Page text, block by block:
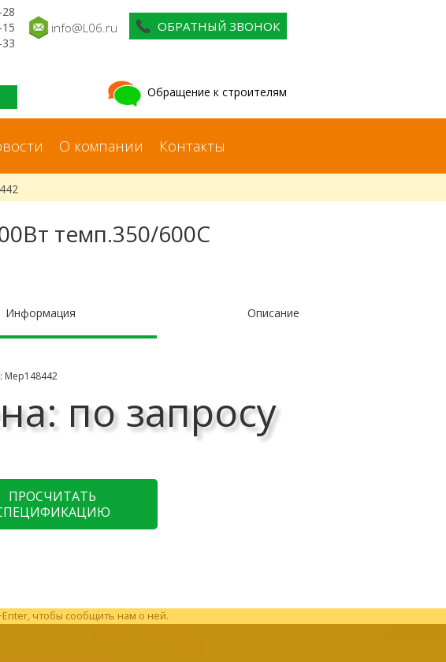
info@L06.ru ОБРАТНЫЙ ЗВОНОК
Обращение к строителям
О компании Контакты
темп.350/600С
Информация Описание
Мер148442
по запросу
ПРОСЧИТАТЬ
чтобы сообщить нам о ней.